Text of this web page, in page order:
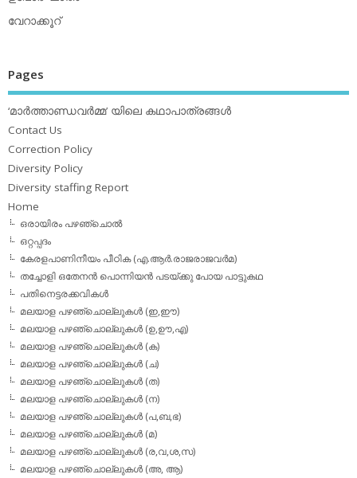
വേറാക്കൂറ്
Pages
‘മാര്‍ത്താണ്ഡവര്‍മ്മ’ യിലെ കഥാപാത്രങ്ങള്‍
Contact Us
Correction Policy
Diversity Policy
Diversity staffing Report
Home
ഒരായിരം പഴഞ്ചൊല്‍
ഒറ്റപ്പദം
കേരളപാണിനീയം പീഠിക (എ.ആര്‍.രാജരാജവര്‍മ)
തച്ചോളി ഒതേനൻ പൊന്നിയൻ പടയ്‌ക്കു പോയ പാട്ടുകഥ
പതിനെട്ടരക്കവികള്‍
മലയാള പഴഞ്ചൊല്ലുകള്‍ (ഇ,ഈ)
മലയാള പഴഞ്ചൊല്ലുകള്‍ (ഉ,ഊ,എ)
മലയാള പഴഞ്ചൊല്ലുകള്‍ (ക)
മലയാള പഴഞ്ചൊല്ലുകള്‍ (ച)
മലയാള പഴഞ്ചൊല്ലുകള്‍ (ത)
മലയാള പഴഞ്ചൊല്ലുകള്‍ (ന)
മലയാള പഴഞ്ചൊല്ലുകള്‍ (പ,ബ,ഭ)
മലയാള പഴഞ്ചൊല്ലുകള്‍ (മ)
മലയാള പഴഞ്ചൊല്ലുകള്‍ (ര,വ,ശ,സ)
മലയാള പഴഞ്ചൊല്ലുകൾ (അ, ആ)